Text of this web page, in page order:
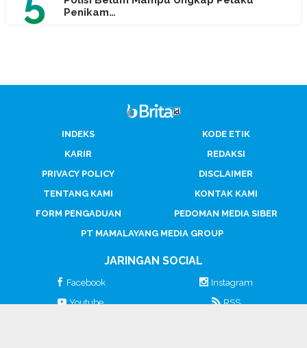
Penikam…
INDEKS
KODE ETIK
KARIR
REDAKSI
PRIVACY POLICY
DISCLAIMER
TENTANG KAMI
KONTAK KAMI
FORM PENGADUAN
PEDOMAN MEDIA SIBER
PT MAMALAYANG MEDIA GROUP
JARINGAN SOCIAL
Facebook
Instagram
Youtube
RSS